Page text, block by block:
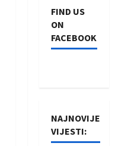
FIND US
ON
FACEBOOK
NAJNOVIJE
VIJESTI: